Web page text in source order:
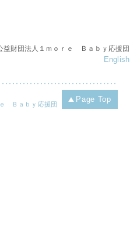
益財団法人１ｍｏｒｅ Ｂａｂｙ応援団
English
Ｂａｂｙ応援団
Page Top